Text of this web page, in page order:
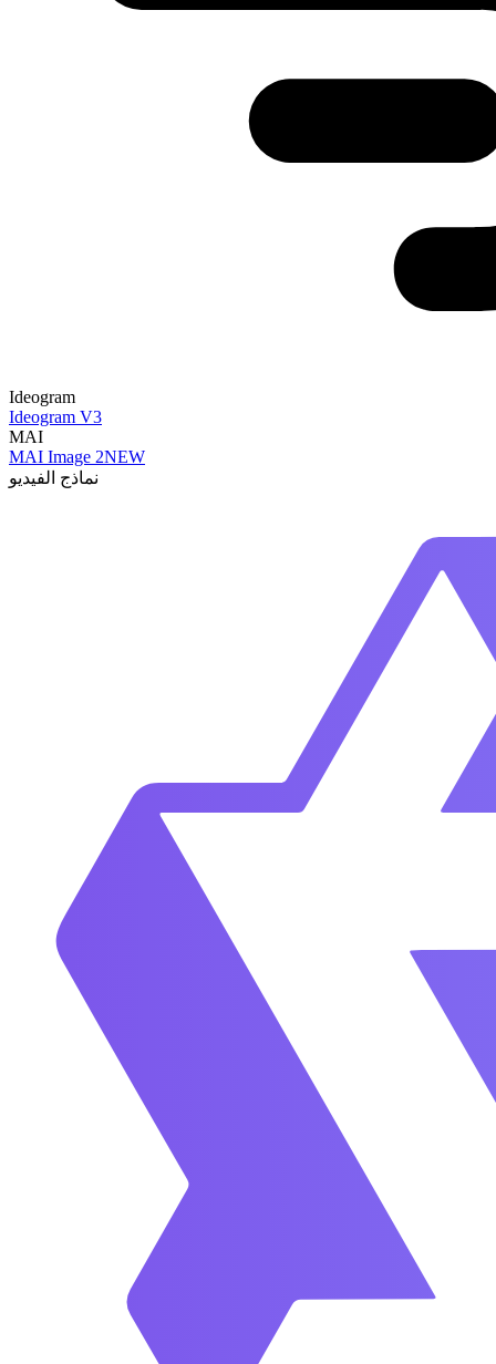
Ideogram
Ideogram V3
MAI
MAI Image 2NEW
نماذج الفيديو